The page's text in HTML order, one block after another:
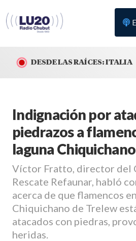
DESDE LAS RAÍCES: ITALIA
Indignación por
piedrazos a
laguna Chiquichano
Víctor Fratto, director del
Rescate Refaunar, habló
acerca de que flamencos
Chiquichano de Trelew
atacados con piedras,
heridas.